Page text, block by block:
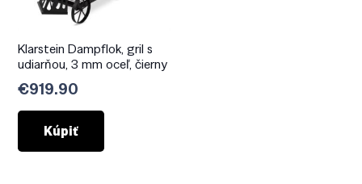
Klarstein Dampflok, gril s
udiarňou, 3 mm oceľ, čierny
€919.90
Kúpiť